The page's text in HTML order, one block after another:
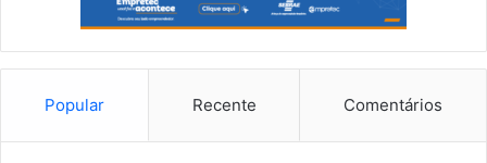
Popular Recente Comentários